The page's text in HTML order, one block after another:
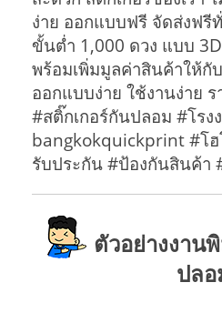
ง่าย ออกแบบฟรี จัดส่งฟรี
ขั้นต่ำ 1,000 ดวง แบบ
พร้อมเพิ่มมูลค่าสินค้าให้
ออกแบบง่าย ใช้งานง่าย
#สติ๊กเกอร์กันปลอม #โรง
bangkokquickprint #โฮ
รับประกัน #ป้องกันสินค้า
ตัวอย่างงาน
ปล